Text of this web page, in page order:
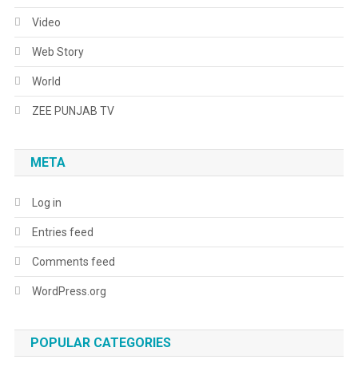
Video
Web Story
World
ZEE PUNJAB TV
META
Log in
Entries feed
Comments feed
WordPress.org
POPULAR CATEGORIES